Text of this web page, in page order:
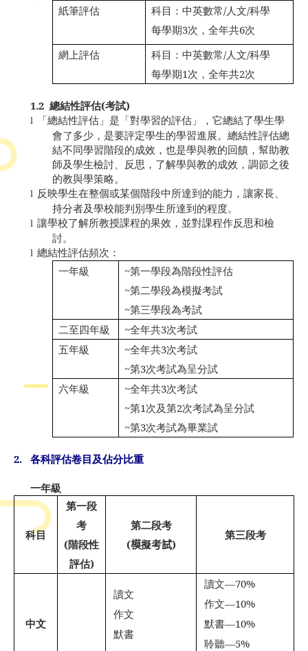
紙筆評估 科目：中英數常/人文/科學
每學期3次，全年共6次
網上評估 科目：中英數常/人文/科學
每學期1次，全年共2次
1.2 總結性評估(考試)
l
「總結性評估」是「對學習的評估」，它總結了學生學
會了多少，是要評定學生的學習進展。總結性評估總
結不同學習階段的成效，也是學與教的回饋，幫助教
師及學生檢討、反思，了解學與教的成效，調節之後
的教與學策略。
l 反映學生在整個或某個階段中所達到的能力，讓家長、
持分者及學校能判別學生所達到的程度。
l 讓學校了解所教授課程的果效，並對課程作反思和檢
討。
l 總結性評估頻次：
一年級
~第一學段為階段性評估
~第二學段為模擬考試
~第三學段為考試
二至四年級
~全年共3次考試
五年級
~全年共3次考試
~第3次考試為呈分試
六年級
~全年共3次考試
~第1次及第2次考試為呈分試
~第3次考試為畢業試
2. 各科評估卷目及佔分比重
一年級
科目
第一段
考
(階段性
評估)
第二段考
(模擬考試)
第三段考
中文
讀文
作文
默書
讀文—70%
作文—10%
默書—10%
聆聽—5%